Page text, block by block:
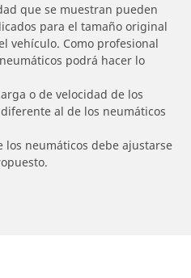
que se muestran pueden
para el tamaño original
vehículo. Como profesional
podrá hacer lo
o de velocidad de los
al de los neumáticos
neumáticos debe ajustarse